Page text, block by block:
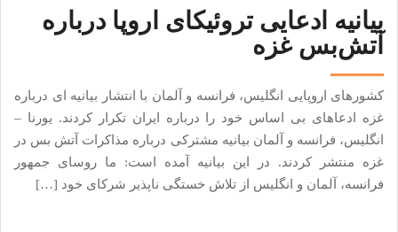
بیانیه ادعایی تروئیکای اروپا درباره
آتش‌بس غزه
کشورهای اروپایی انگلیس، فرانسه و آلمان با انتشار بیانیه ای درباره
غزه ادعاهای بی اساس خود را درباره ایران تکرار کردند. یورنا –
انگلیس، فرانسه و آلمان بیانیه مشترکی درباره مذاکرات آتش بس در
غزه منتشر کردند. در این بیانیه آمده است: ما روسای جمهور
فرانسه، آلمان و انگلیس از تلاش خستگی ناپذیر شرکای خود […]